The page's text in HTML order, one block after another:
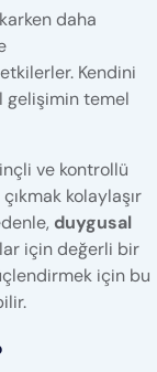
daha
Kendini
gelişimin temel
ve kontrollü
kolaylaşır
duygusal
için değerli bir
için bu